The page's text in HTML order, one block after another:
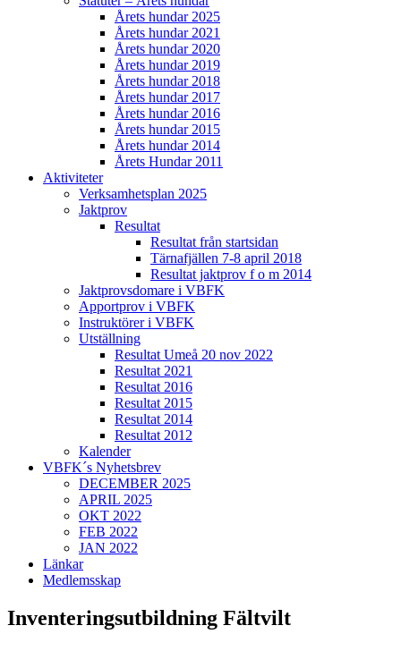
Årets hundar 2025
Årets hundar 2021
Årets hundar 2020
Årets hundar 2019
Årets hundar 2018
Årets hundar 2017
Årets hundar 2016
Årets hundar 2015
Årets hundar 2014
Årets Hundar 2011
Aktiviteter
Verksamhetsplan 2025
Jaktprov
Resultat
Resultat från startsidan
Tärnafjällen 7-8 april 2018
Resultat jaktprov f o m 2014
Jaktprovsdomare i VBFK
Apportprov i VBFK
Instruktörer i VBFK
Utställning
Resultat Umeå 20 nov 2022
Resultat 2021
Resultat 2016
Resultat 2015
Resultat 2014
Resultat 2012
Kalender
VBFK´s Nyhetsbrev
DECEMBER 2025
APRIL 2025
OKT 2022
FEB 2022
JAN 2022
Länkar
Medlemsskap
Inventeringsutbildning Fältvilt